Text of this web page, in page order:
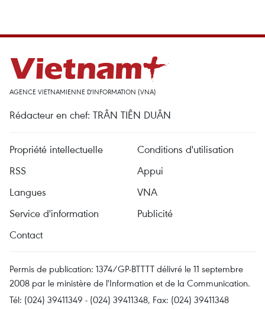
AGENCE VIETNAMIENNE D'INFORMATION (VNA)
Rédacteur en chef: TRÂN TIÊN DUÂN
Propriété intellectuelle
Conditions d'utilisation
RSS
Appui
Langues
VNA
Service d'information
Publicité
Contact
Permis de publication: 1374/GP-BTTTT délivré le 11 septembre
2008 par le ministère de l'Information et de la Communication.
Tél: (024) 39411349 - (024) 39411348, Fax: (024) 39411348